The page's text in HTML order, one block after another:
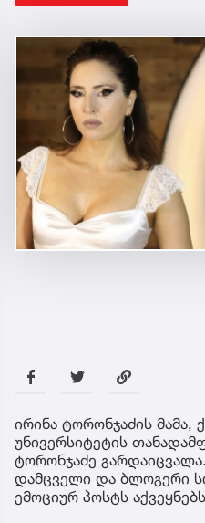
ირინა ტორონჯაძის
უნივერსიტეტის
ტორონჯაძე
დამცველი და ბლოგერი
ემოციურ პოსტს